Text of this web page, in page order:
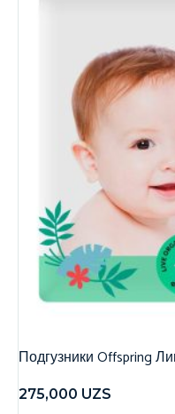
Подгузники Offspring
275,000 UZS